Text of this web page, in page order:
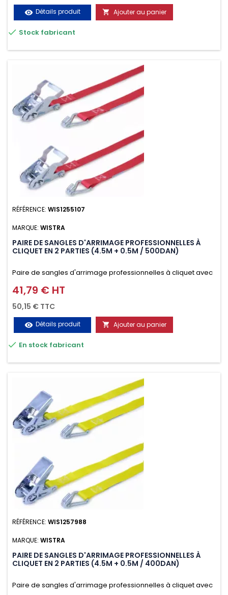
visibility Détails produit  Ajouter au panier
 Stock fabricant
RÉFÉRENCE: WIS1255107
MARQUE: WISTRA
PAIRE DE SANGLES D'ARRIMAGE PROFESSIONNELLES À
CLIQUET EN 2 PARTIES (4.5M + 0.5M / 500DAN)
Paire de sangles d'arrimage professionnelles à cliquet avec
crochet en 2 parties (4.5M + 0.5M / 500daN), simple et rapide
d'utilisation. Permet d'arrimer et de sécuriser vos
chargements pendant le transport. Matière polyester très
résistante aux UV et aux variations de températures,
n'absorbe pas l'eau.
Prix
41,79 € HT
50,15 € TTC
visibility Détails produit  Ajouter au panier
 En stock fabricant
RÉFÉRENCE: WIS1257988
MARQUE: WISTRA
PAIRE DE SANGLES D'ARRIMAGE PROFESSIONNELLES À
CLIQUET EN 2 PARTIES (4.5M + 0.5M / 400DAN)
Paire de sangles d'arrimage professionnelles à cliquet avec